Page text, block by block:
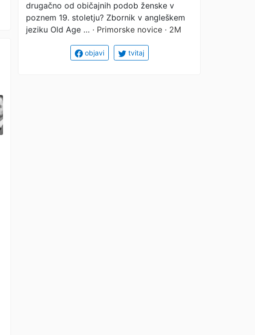
drugačno od običajnih podob ženske v
poznem 19. stoletju? Zbornik v angleškem
jeziku Old Age … · Primorske novice · 2M
objavi tvitaj